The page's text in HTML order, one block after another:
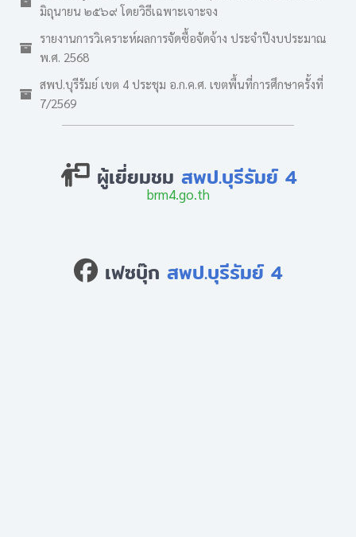
มิถุนายน ๒๕๖๙ โดยวิธีเฉพาะเจาะจง
รายงานการวิเคราะห์ผลการจัดซื้อจัดจ้าง ประจำปีงบประมาณ
พ.ศ. 2568
สพป.บุรีรัมย์ เขต 4 ประชุม อ.ก.ค.ศ. เขตพื้นที่การศึกษาครั้งที่
7/2569
ผู้เยี่ยมชม สพป.บุรีรัมย์ 4
brm4.go.th
เฟซบุ๊ก สพป.บุรีรัมย์ 4